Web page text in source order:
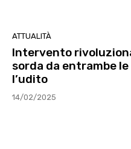
ATTUALITÀ
Intervento
sorda da entrambe
l’udito
14/02/2025